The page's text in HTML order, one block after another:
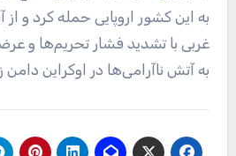
به این کشور اروپایی حمله کرد و
غربی با تشدید فشار تحریم‌ها و
به آتش ناآرامی‌ها در اوکراین دامن